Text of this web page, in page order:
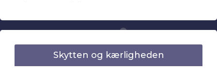
Skytten og kærligheden